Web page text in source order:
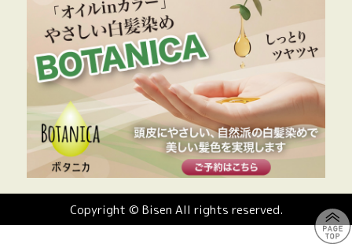
Copyright © Bisen All rights reserved.